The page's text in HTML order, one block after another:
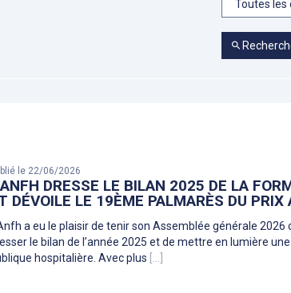
le 22/06/2026
DRESSE LE BILAN 2025 DE LA
DÉVOILE LE 19ÈME PALMARÈS DU PRIX
a eu le plaisir de tenir son Assemblée générale
le bilan de l’année 2025 et de mettre en lumière
hospitalière. Avec plus [...]